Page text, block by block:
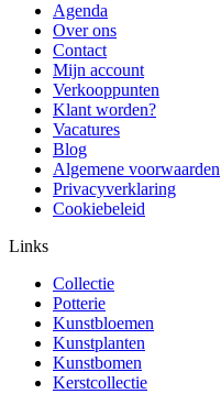
Agenda
Over ons
Contact
Mijn account
Verkooppunten
Klant worden?
Vacatures
Blog
Algemene voorwaarden
Privacyverklaring
Cookiebeleid
Links
Collectie
Potterie
Kunstbloemen
Kunstplanten
Kunstbomen
Kerstcollectie